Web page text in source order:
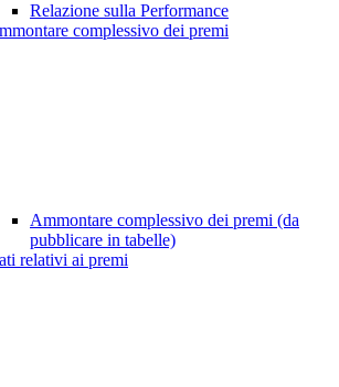
Relazione sulla Performance
complessivo dei premi
Ammontare complessivo dei premi (da
pubblicare in tabelle)
relativi ai premi